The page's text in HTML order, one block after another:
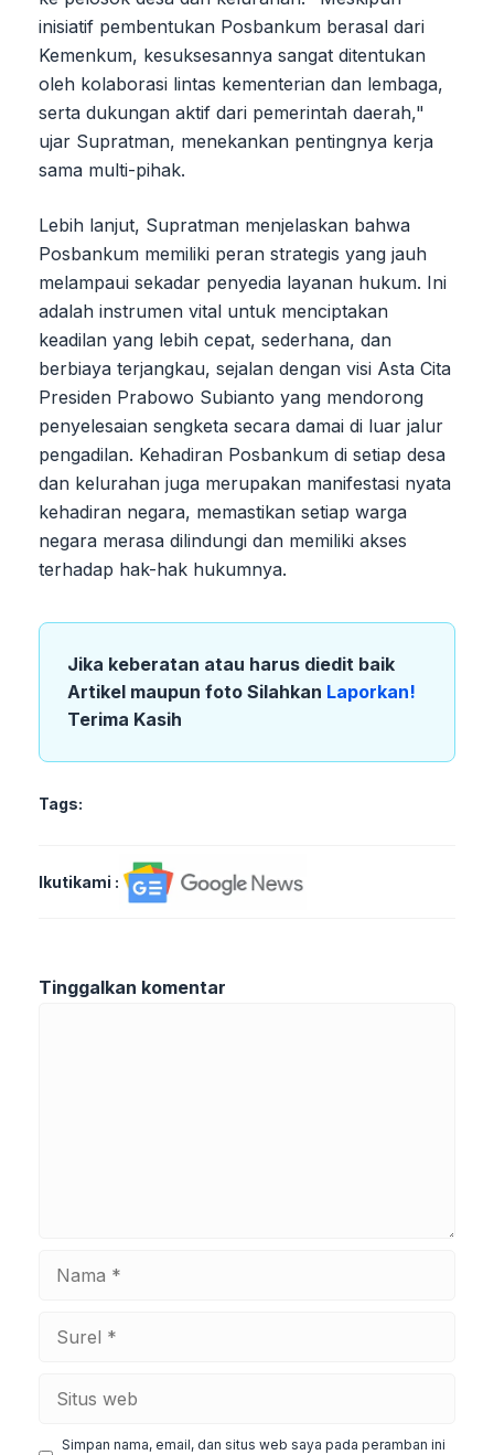
inisiatif pembentukan Posbankum berasal dari
Kemenkum, kesuksesannya sangat ditentukan
oleh kolaborasi lintas kementerian dan lembaga,
serta dukungan aktif dari pemerintah daerah,"
ujar Supratman, menekankan pentingnya kerja
sama multi-pihak.
Lebih lanjut, Supratman menjelaskan bahwa
Posbankum memiliki peran strategis yang jauh
melampaui sekadar penyedia layanan hukum. Ini
adalah instrumen vital untuk menciptakan
keadilan yang lebih cepat, sederhana, dan
berbiaya terjangkau, sejalan dengan visi Asta Cita
Presiden Prabowo Subianto yang mendorong
penyelesaian sengketa secara damai di luar jalur
pengadilan. Kehadiran Posbankum di setiap desa
dan kelurahan juga merupakan manifestasi nyata
kehadiran negara, memastikan setiap warga
negara merasa dilindungi dan memiliki akses
terhadap hak-hak hukumnya.
Jika keberatan atau harus diedit baik
Artikel maupun foto Silahkan Laporkan!
Terima Kasih
Tags:
Ikutikami :
Tinggalkan komentar
Simpan nama, email, dan situs web saya pada peramban ini